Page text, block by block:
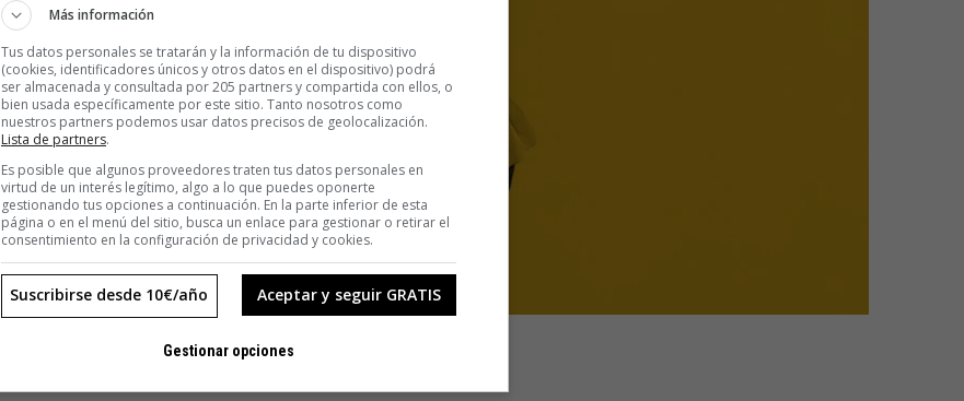
Más información
Tus datos personales se tratarán y la información de tu dispositivo
(cookies, identificadores únicos y otros datos en el dispositivo) podrá
ser almacenada y consultada por 205 partners y compartida con ellos, o
bien usada específicamente por este sitio. Tanto nosotros como
nuestros partners podemos usar datos precisos de geolocalización.
Lista de partners.
Es posible que algunos proveedores traten tus datos personales en
virtud de un interés legítimo, algo a lo que puedes oponerte
gestionando tus opciones a continuación. En la parte inferior de esta
página o en el menú del sitio, busca un enlace para gestionar o retirar el
consentimiento en la configuración de privacidad y cookies.
Aceptar y seguir GRATIS
Suscribirse desde 10€/año
Gestionar opciones